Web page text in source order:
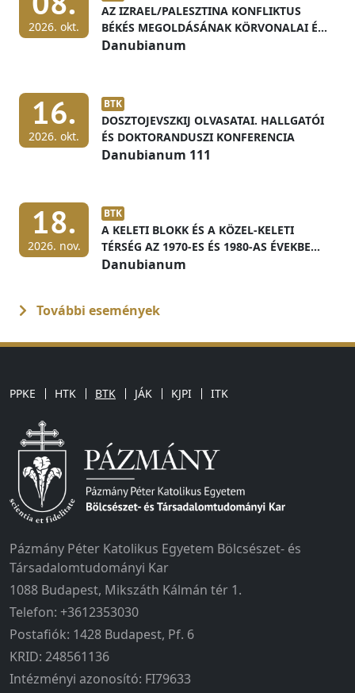
2026. okt.
AZ IZRAEL/PALESZTINA KONFLIKTUS
BÉKÉS MEGOLDÁSÁNAK KÖRVONALAI ÉS
ELŐFELTÉTELEI
Danubianum
16.
2026. okt.
BTK
DOSZTOJEVSZKIJ OLVASATAI. HALLGATÓI
ÉS DOKTORANDUSZI KONFERENCIA
Danubianum 111
18.
2026. nov.
BTK
A KELETI BLOKK ÉS A KÖZEL-KELETI
TÉRSÉG AZ 1970-ES ÉS 1980-AS ÉVEKBEN
MAGYAR LEVÉLTÁRI FORRÁSOK
Danubianum
További események
PPKE HTK BTK JÁK KJPI ITK
Pázmány Péter Katolikus Egyetem Bölcsészet- és
Társadalomtudományi Kar
1088 Budapest, Mikszáth Kálmán tér 1.
Telefon: +3612353030
Postafiók: 1428 Budapest, Pf. 6
KRID: 248561136
Intézményi azonosító: FI79633